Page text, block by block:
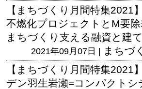
【まちづくり月間特集2021
不燃化プロジェクトとM要除
まちづくり支える融資と建
2021年09月07日 | まちづ
【まちづくり月間特集2021
デン羽生岩瀬=コンパクトシ